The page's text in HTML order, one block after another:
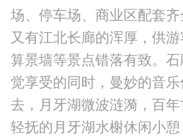
场、停车场、商业区配套
又有江北长廊的浑厚，供
算景墙等景点错落有致。
觉享受的同时，曼妙的音
去，月牙湖微波涟漪，百
轻抚的月牙湖水榭休闲小